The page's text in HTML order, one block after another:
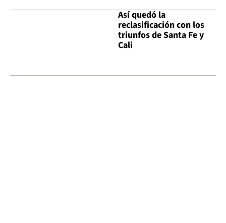
Así quedó la
reclasificación con los
triunfos de Santa Fe y
Cali